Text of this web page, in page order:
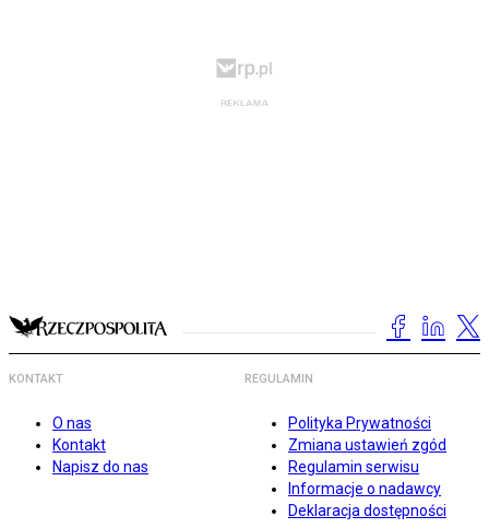
KONTAKT
O nas
Kontakt
Napisz do nas
REGULAMIN
Polityka Prywatności
Zmiana ustawień zgód
Regulamin serwisu
Informacje o nadawcy
Deklaracja dostępności